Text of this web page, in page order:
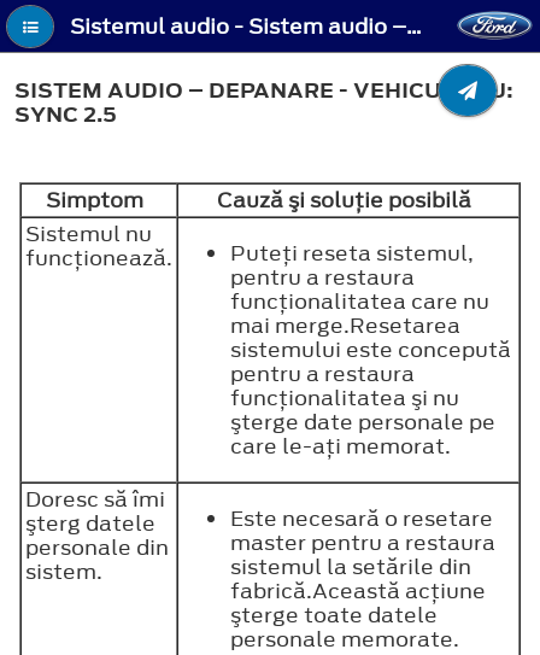
Sistemul audio - Sistem audio – Depanare - Vehicule cu: SYNC 2.5
SISTEM AUDIO – DEPANARE - VEHICULE CU:
SYNC 2.5
Simptom
Cauză şi soluţie posibilă
Sistemul nu
funcţionează.
Puteţi reseta sistemul,
pentru a restaura
funcţionalitatea care nu
mai merge.Resetarea
sistemului este concepută
pentru a restaura
funcţionalitatea şi nu
şterge date personale pe
care le-aţi memorat.
Doresc să îmi
şterg datele
personale din
sistem.
Este necesară o resetare
master pentru a restaura
sistemul la setările din
fabrică.Această acţiune
şterge toate datele
personale memorate.